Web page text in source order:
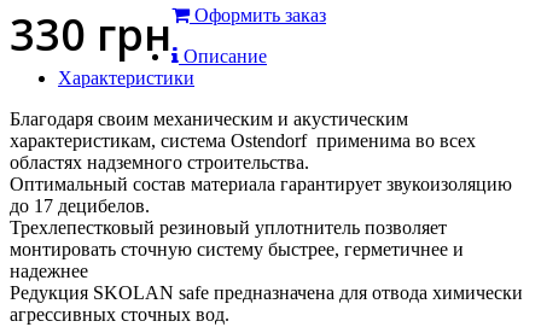
330 грн
Оформить заказ
Описание
Характеристики
Благодаря своим механическим и акустическим
характеристикам, система Ostendorf применима во всех
областях надземного строительства.
Оптимальный состав материала гарантирует звукоизоляцию
до 17 децибелов.
Трехлепестковый резиновый уплотнитель позволяет
монтировать сточную систему быстрее, герметичнее и
надежнее
Редукция SKOLAN safe предназначена для отвода химически
агрессивных сточных вод.